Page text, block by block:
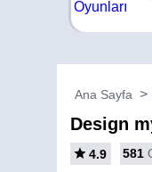
Ana Sayfa
Design
4.9 581